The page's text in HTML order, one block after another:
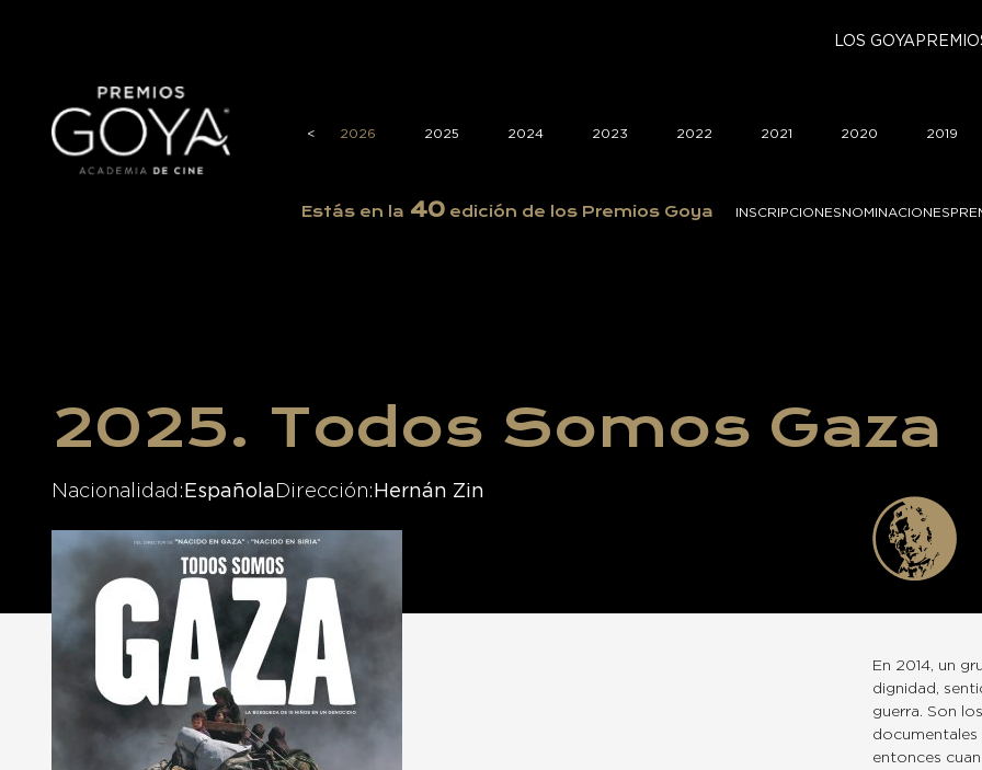
LOS GOYA
< 2026 2025 2024 2023 2022 2021 2020 2019
Estás en la 40 edición de los Premios Goya INSCRIPCIONESNOMINACIONES
2025. Todos Somos Gaza
Nacionalidad Española Dirección Hernán Zin
En 2014, un
dignidad,
guerra. Son
documentales
entonces